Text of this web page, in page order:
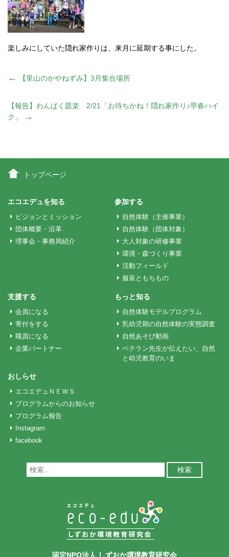
楽しみにしていた隠れ家作りは、来月に延期する事にした。
投
稿
ビ
ゲ
ー
ョ
ン
← 【里山のかやねずみ】3月集合場所
【報告】わんぱく題楽 2/21「お待ちかね！隠れ家作り♪早春ハイ
ク」
→
トップページ
エコエデュを知る
ビジョンとミッション
団体概要・沿革
理事会・事務局紹介
参加する
自然体験（主催事業）
自然体験（団体対象）
大人対象の研修事業
環境・森づくり事業
活動フィールド
服装ともちもの
支援する
会員になる
寄付をする
職員になる
企業パートナー
もっと知る
自然体験モデルプログラム
乳幼児期の自然体験の実態調査
自然あそび動画
ベテラン先生が伝えたい、自然
と幼児教育のいま
おしらせ
エコエデュＮＥＷＳ
プログラムからのお知らせ
プログラム報告
Instagram
facebook
検
索:
認定NPO法人 しずおか環境教育研究会